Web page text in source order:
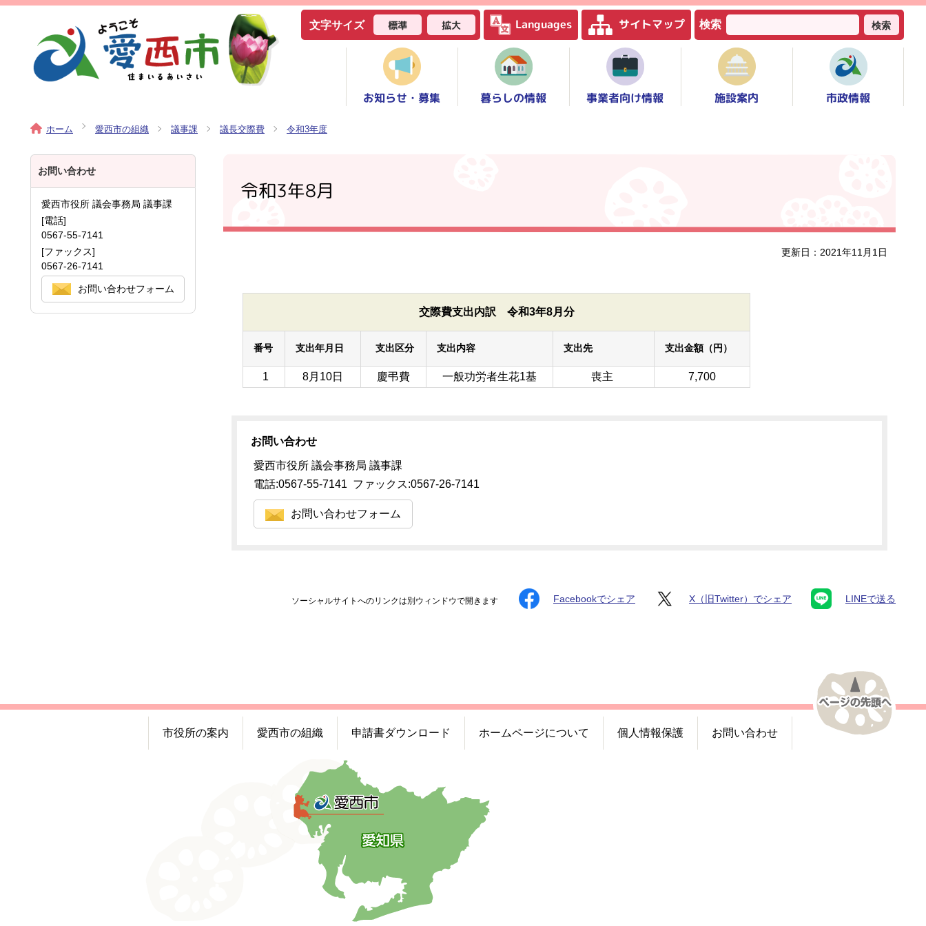
文字サイズ 標準 拡大 Languages サイトマップ 検索 検索
お知らせ・募集 暮らしの情報 事業者向け情報 施設案内 市政情報
ホーム 愛西市の組織 議事課 議長交際費 令和3年度
令和3年8月
更新日：2021年11月1日
交際費支出内訳 令和3年8月分
番号 支出年月日 支出区分 支出内容 支出先 支出金額（円）
1 8月10日 慶弔費 一般功労者生花1基 喪主 7,700
お問い合わせ
愛西市役所 議会事務局 議事課
電話:0567-55-7141 ファックス:0567-26-7141
お問い合わせフォーム
お問い合わせ
愛西市役所 議会事務局 議事課
[電話]
0567-55-7141
[ファックス]
0567-26-7141
お問い合わせフォーム
ソーシャルサイトへのリンクは別ウィンドウで開きます Facebookでシェア X（旧Twitter）でシェア LINEで送る
市役所の案内 愛西市の組織 申請書ダウンロード ホームページについて 個人情報保護 お問い合わせ